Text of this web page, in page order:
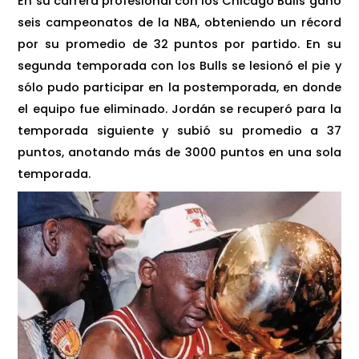
seis campeonatos de la NBA, obteniendo un récord
por su promedio de 32 puntos por partido. En su
segunda temporada con los Bulls se lesionó el pie y
sólo pudo participar en la postemporada, en donde
el equipo fue eliminado. Jordán se recuperó para la
temporada siguiente y subió su promedio a 37
puntos, anotando más de 3000 puntos en una sola
temporada.